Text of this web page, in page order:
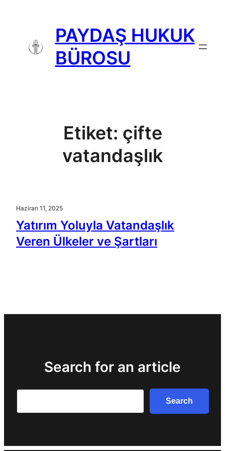
PAYDAŞ HUKUK
BÜROSU
Etiket: çifte
vatandaşlık
Haziran 11, 2025
Yatırım Yoluyla Vatandaşlık
Veren Ülkeler ve Şartları
Search for an article
Search